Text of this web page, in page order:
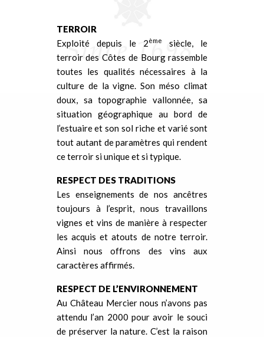
TERROIR
Exploité depuis le 2ème
siècle, le
terroir des Côtes de Bourg rassemble
toutes les qualités nécessaires à la
culture de la vigne. Son méso climat
doux, sa topographie vallonnée, sa
situation géographique au bord de
l’estuaire et son sol riche et varié sont
tout autant de paramètres qui rendent
ce terroir si unique et si typique.
RESPECT DES TRADITIONS
Les enseignements de nos ancêtres
toujours à l’esprit, nous travaillons
vignes et vins de manière à respecter
les acquis et atouts de notre terroir.
Ainsi nous offrons des vins aux
caractères affirmés.
RESPECT DE L’ENVIRONNEMENT
Au Château Mercier nous n’avons pas
attendu l’an 2000 pour avoir le souci
de préserver la nature. C’est la raison